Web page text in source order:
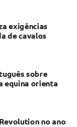
exigências
de cavalos
sobre
equina orienta
no ano